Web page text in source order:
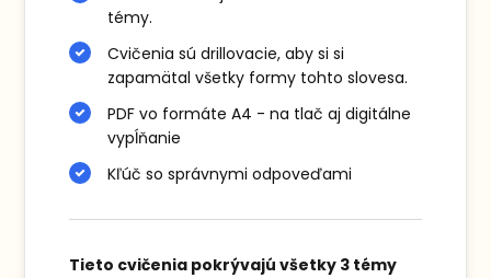
témy.
Cvičenia sú drillovacie, aby si si
zapamätal všetky formy tohto slovesa.
PDF vo formáte A4 - na tlač aj digitálne
vypĺňanie
Kľúč so správnymi odpoveďami
Tieto cvičenia pokrývajú všetky 3 témy